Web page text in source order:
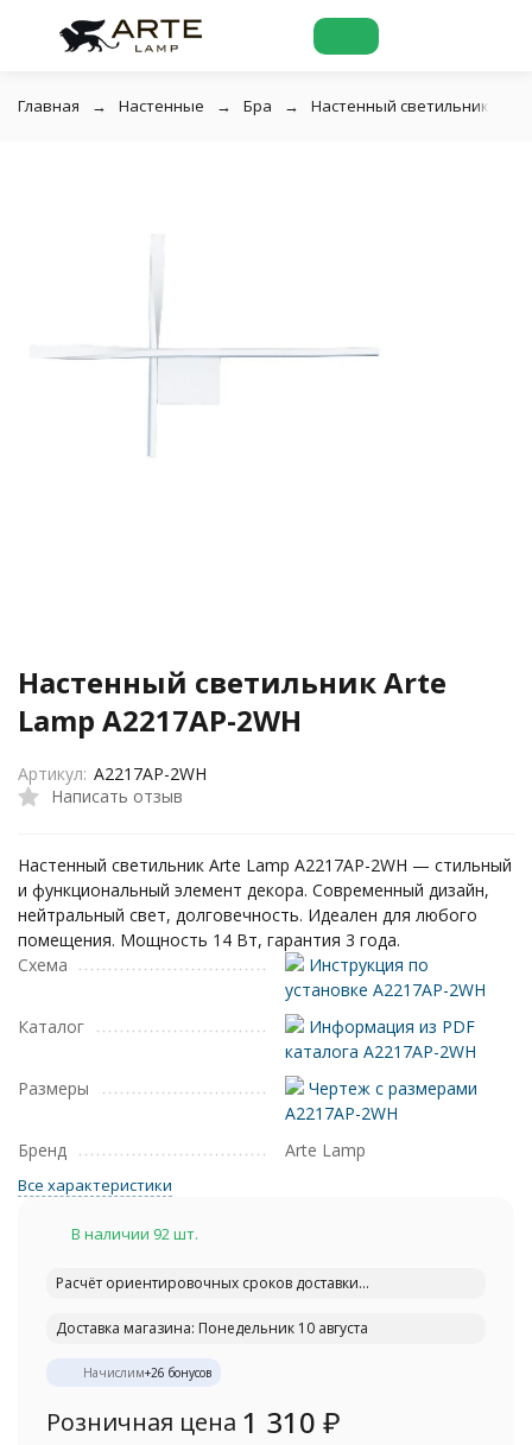
Главная Настенные Бра Настенный светильник Arte
Настенный светильник Arte
Lamp A2217AP-2WH
Написать отзыв
Артикул: A2217AP-2WH
Настенный светильник Arte Lamp A2217AP-2WH — стильный
и функциональный элемент декора. Современный дизайн,
нейтральный свет, долговечность. Идеален для любого
помещения. Мощность 14 Вт, гарантия 3 года.
Схема
Инструкция по
установке A2217AP-2WH
Каталог
Информация из PDF
каталога A2217AP-2WH
Размеры
Чертеж с размерами
A2217AP-2WH
Бренд
Arte Lamp
Все характеристики
В наличии 92 шт.
Расчёт ориентировочных сроков доставки...
Доставка магазина: Понедельник 10 августа
Начислим+26 бонусов
Розничная цена 1 310 ₽